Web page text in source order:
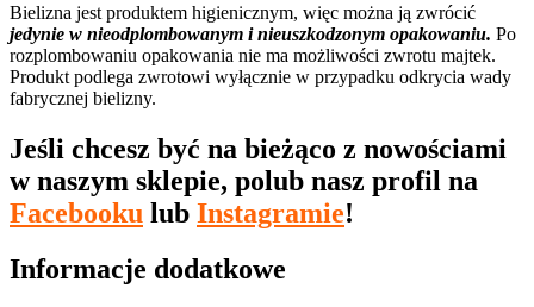
Bielizna jest produktem higienicznym, więc można ją zwrócić
jedynie w nieodplombowanym i nieuszkodzonym opakowaniu. Po
rozplombowaniu opakowania nie ma możliwości zwrotu majtek.
Produkt podlega zwrotowi wyłącznie w przypadku odkrycia wady
fabrycznej bielizny.
Jeśli chcesz być na bieżąco z nowościami
w naszym sklepie, polub nasz profil na
Facebooku lub Instagramie!
Informacje dodatkowe